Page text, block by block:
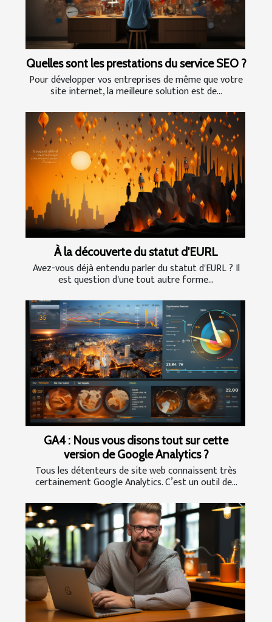
Quelles sont les prestations du service SEO ?
Pour développer vos entreprises de même que votre
site internet, la meilleure solution est de...
À la découverte du statut d'EURL
Avez-vous déjà entendu parler du statut d'EURL ? Il
est question d'une tout autre forme...
GA4 : Nous vous disons tout sur cette
version de Google Analytics ?
Tous les détenteurs de site web connaissent très
certainement Google Analytics. C’est un outil de...